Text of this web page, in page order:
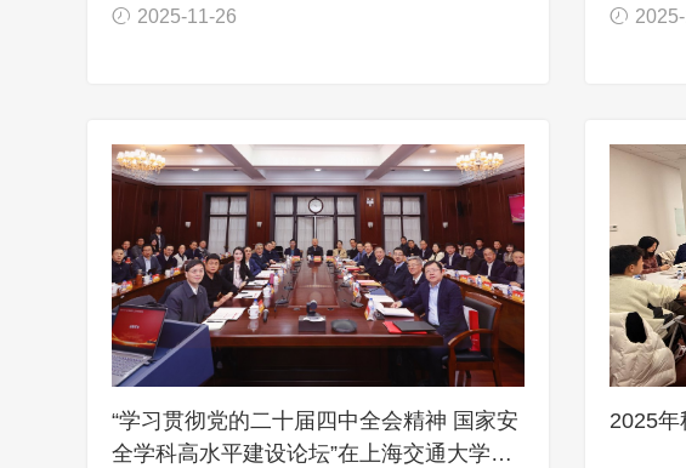
大会址
2025-11-26
“学习贯彻党的二十届四中全会精神 国家安
全学科高水平建设论坛”在上海交通大学举
2025